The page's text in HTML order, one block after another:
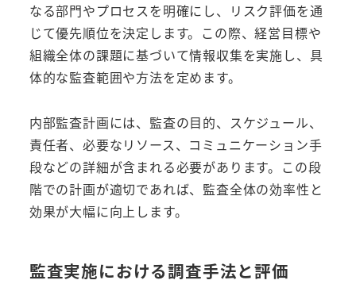
なる部門やプロセスを明確にし、リスク評価を通
じて優先順位を決定します。この際、経営目標や
組織全体の課題に基づいて情報収集を実施し、具
体的な監査範囲や方法を定めます。
内部監査計画には、監査の目的、スケジュール、
責任者、必要なリソース、コミュニケーション手
段などの詳細が含まれる必要があります。この段
階での計画が適切であれば、監査全体の効率性と
効果が大幅に向上します。
監査実施における調査手法と評価